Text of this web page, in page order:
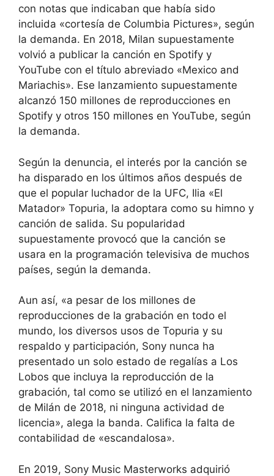
con notas que indicaban que había sido
incluida «cortesía de Columbia Pictures», según
la demanda. En 2018, Milan supuestamente
volvió a publicar la canción en Spotify y
YouTube con el título abreviado «Mexico and
Mariachis». Ese lanzamiento supuestamente
alcanzó 150 millones de reproducciones en
Spotify y otros 150 millones en YouTube, según
la demanda.
Según la denuncia, el interés por la canción se
ha disparado en los últimos años después de
que el popular luchador de la UFC, Ilia «El
Matador» Topuria, la adoptara como su himno y
canción de salida. Su popularidad
supuestamente provocó que la canción se
usara en la programación televisiva de muchos
países, según la demanda.
Aun así, «a pesar de los millones de
reproducciones de la grabación en todo el
mundo, los diversos usos de Topuria y su
respaldo y participación, Sony nunca ha
presentado un solo estado de regalías a Los
Lobos que incluya la reproducción de la
grabación, tal como se utilizó en el lanzamiento
de Milán de 2018, ni ninguna actividad de
licencia», alega la banda. Califica la falta de
contabilidad de «escandalosa».
En 2019, Sony Music Masterworks adquirió